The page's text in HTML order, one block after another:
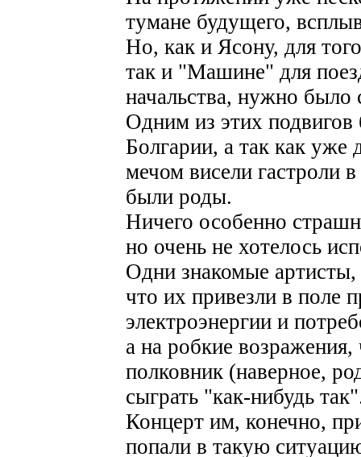
тумане будущего,
Но, как и Ясону, для
так и "Машине" для
начальства, нужно было
Одним из этих подвигов
Болгарии, а так как
мечом висели гастроли
были роды.
Ничего особенно
но очень не хотелось
Одни знакомые
что их привезли в поле
электроэнергии и
а на робкие
полковник (наверное,
сыграть "как-нибудь
Концерт им, конечно,
попали в такую